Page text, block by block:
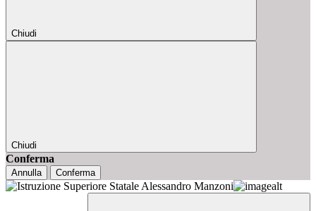
Chiudi
Chiudi
Conferma
Annulla Conferma